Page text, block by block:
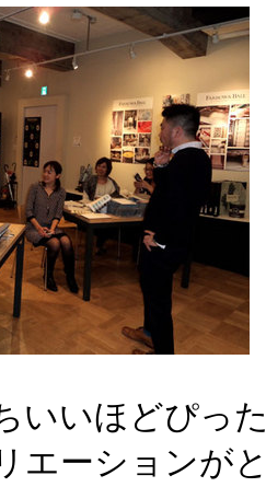
いいほどぴっ
エーションが